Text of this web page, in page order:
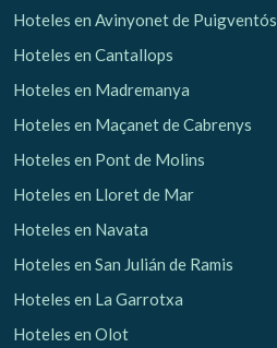
Hoteles en Avinyonet de Puigventós
Hoteles en Cantallops
Hoteles en Madremanya
Hoteles en Maçanet de Cabrenys
Hoteles en Pont de Molins
Hoteles en Lloret de Mar
Hoteles en Navata
Hoteles en San Julián de Ramis
Hoteles en La Garrotxa
Hoteles en Olot